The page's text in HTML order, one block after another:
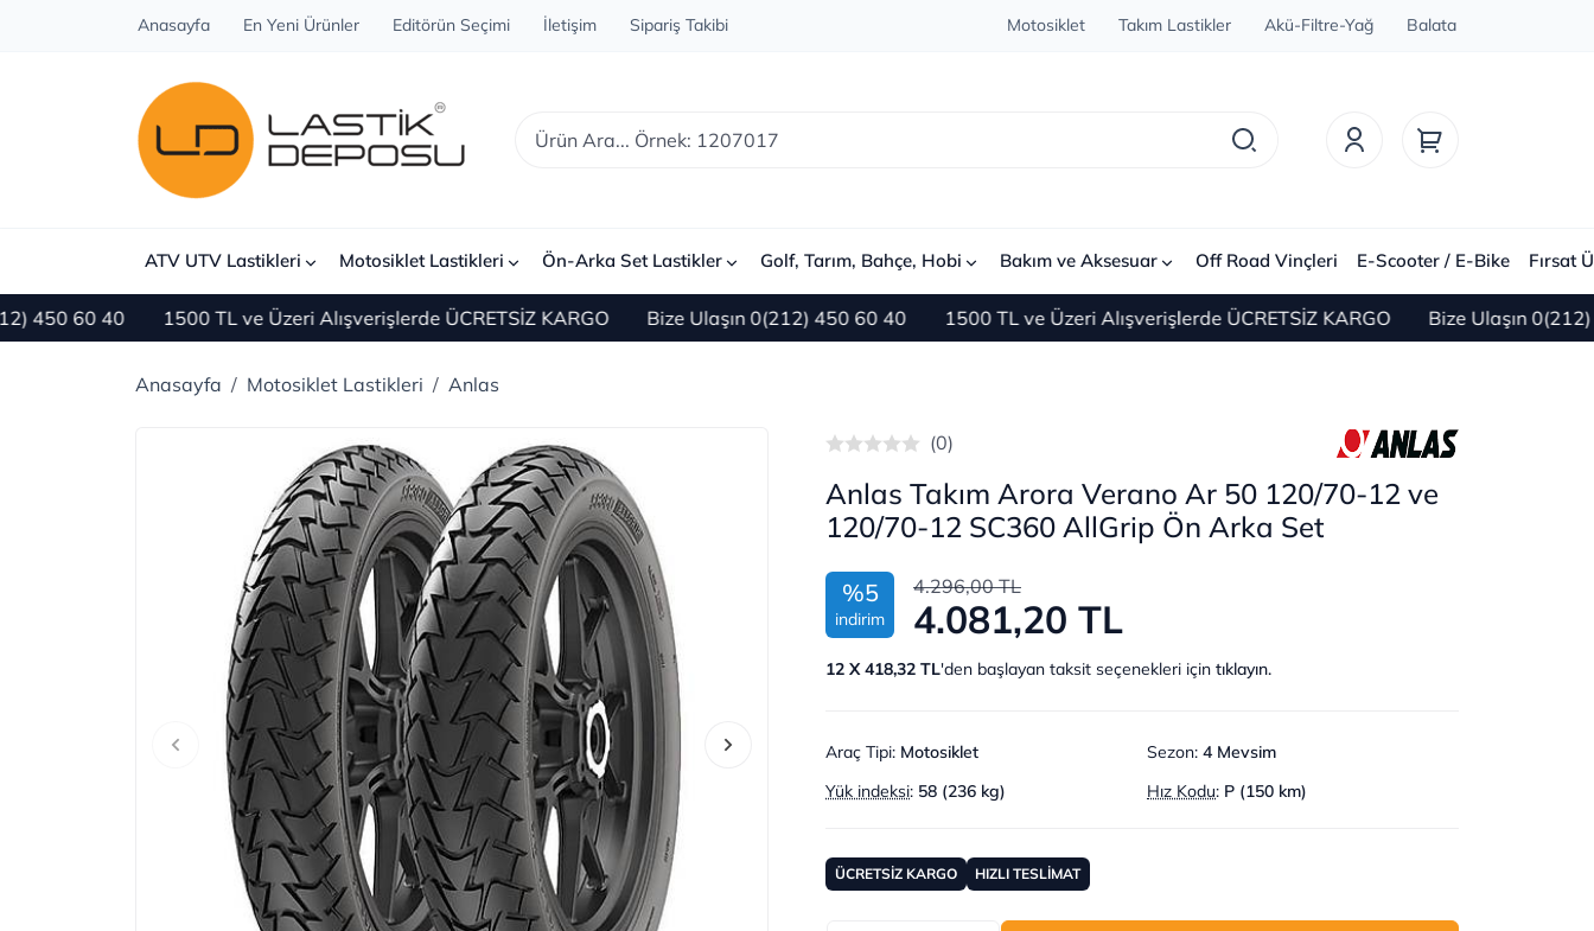
Anasayfa En Yeni Ürünler Editörün Seçimi İletişim Sipariş Takibi Motosiklet Takım Lastikler Akü-Filtre-Yağ Balata
ATV UTV Lastikleri Motosiklet Lastikleri Ön-Arka Set Lastikler Golf, Tarım, Bahçe, Hobi Bakım ve Aksesuar Off Road Vinçleri E-Scooter / E-Bike Fırsat
60 40 1500 TL ve Üzeri Alışverişlerde ÜCRETSİZ KARGO Bize Ulaşın 0(212) 450 60 40 1500 TL ve Üzeri Alışverişlerde ÜCRETSİZ KARGO Bize Ulaşın 0(212) 450
Anasayfa Motosiklet Lastikleri Anlas
(0)
Anlas Takım Arora Verano Ar 50 120/70-12 ve
120/70-12 SC360 AllGrip Ön Arka Set
%5
indirim
4.296,00 TL
4.081,20 TL
12 X 418,32 TL'den başlayan taksit seçenekleri için tıklayın.
Araç Tipi: Motosiklet Sezon: 4 Mevsim
Yük indeksi: 58 (236 kg) Hız Kodu: P (150 km)
ÜCRETSİZ KARGO HIZLI TESLİMAT